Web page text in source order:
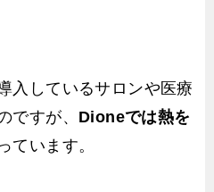
入しているサロンや医療
ですが、 Dioneでは熱を
ています。